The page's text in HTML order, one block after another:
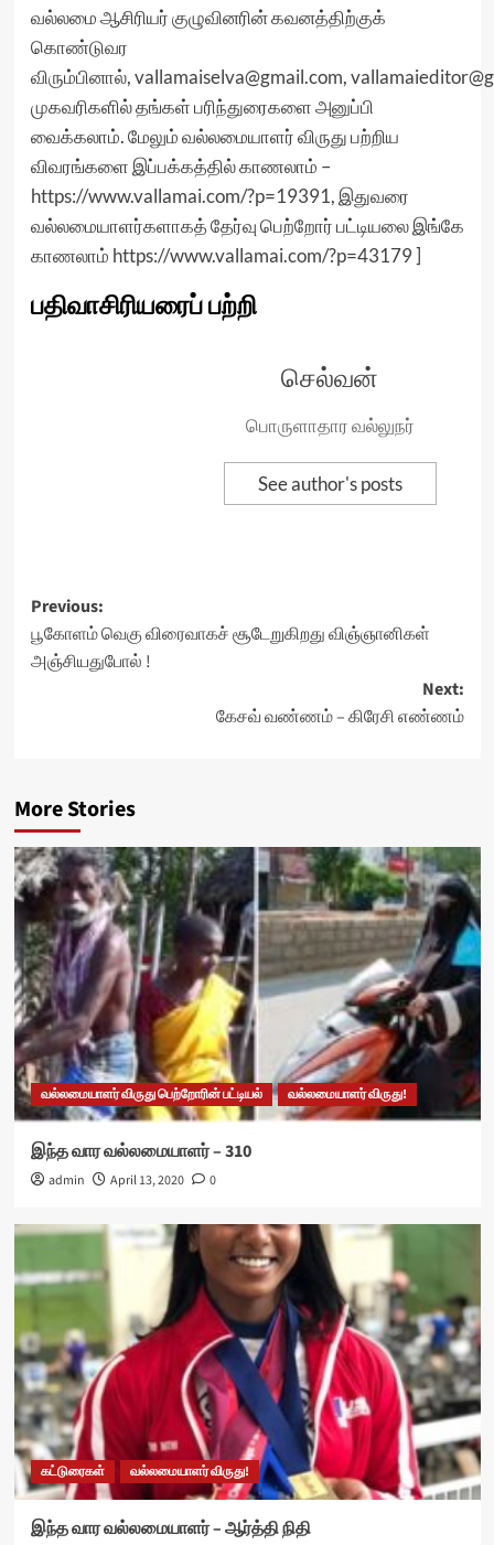
வல்லமை ஆசிரியர் குழுவினரின் கவனத்திற்குக்
கொண்டுவர
விரும்பினால்,vallamaiselva@gmail.com,
முகவரிகளில் தங்கள் பரிந்துரைகளை அனுப்பி
வைக்கலாம். மேலும் வல்லமையாளர் விருது பற்றிய
விவரங்களை இப்பக்கத்தில் காணலாம் –
https://www.vallamai.com/?p=19391, இதுவரை
வல்லமையாளர்களாகத் தேர்வு பெற்றோர் பட்டியலை இங்கே
காணலாம் https://www.vallamai.com/?p=43179 ]
பதிவாசிரியரைப் பற்றி
செல்வன்
பொருளாதார வல்லுநர்
See author's posts
Post
navigation
Previous:
பூகோளம் வெகு விரைவாகச் சூடேறுகிறது விஞ்ஞானிகள்
அஞ்சியதுபோல் !
Next:
கேசவ் வண்ணம் – கிரேசி எண்ணம்
More Stories
வல்லமையாளர் விருது பெற்றோரின் பட்டியல் வல்லமையாளர் விருது!
இந்த வார வல்லமையாளர் – 310
admin April 13, 2020 0
கட்டுரைகள் வல்லமையாளர் விருது!
இந்த வார வல்லமையாளர் – ஆர்த்தி நிதி